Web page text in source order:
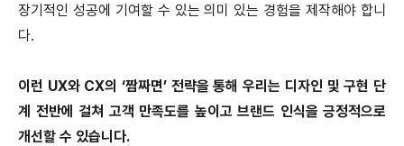
장기적인 성공에 기여할 수 있는 의미 있는 경험을 제작해야 합니
다.
이런 UX와 CX의 ‘짬짜면’ 전략을 통해 우리는 디자인 및 구현 단
계 전반에 걸쳐 고객 만족도를 높이고 브랜드 인식을 긍정적으로
개선할 수 있습니다.